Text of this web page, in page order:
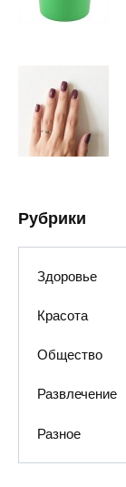
Рубрики
Здоровье
Красота
Общество
Развлечение
Разное